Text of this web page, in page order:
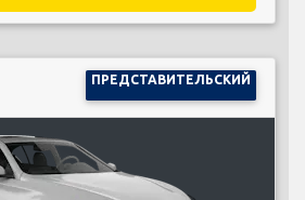
ПРЕДСТАВИТЕЛЬСКИЙ